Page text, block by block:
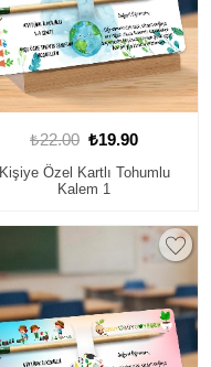
₺22.00 ₺19.90
Kişiye Özel Kartlı Tohumlu
Kalem 1